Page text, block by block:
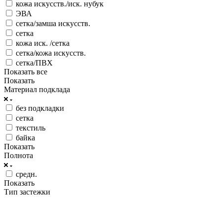
кожа искусств./иск. нубук
ЭВА
сетка/замша искусств.
сетка
кожа иск. /сетка
сетка/кожа искусств.
сетка/ПВХ
Показать все
Показать
Материал подклада
без подкладки
сетка
текстиль
байка
Показать
Полнота
средн.
Показать
Тип застежки